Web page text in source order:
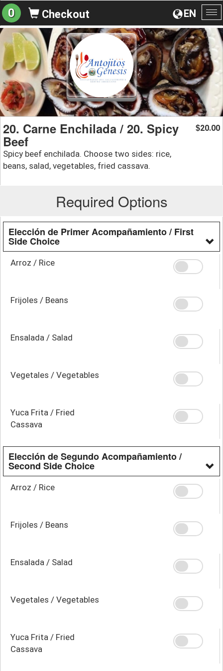
EN
0 Checkout
20. Carne Enchilada / 20. Spicy
Beef
Spicy beef enchilada. Choose two sides: rice,
beans, salad, vegetables, fried cassava.
$20.00
Required Options
Elección de Primer Acompañamiento / First
Side Choice
Arroz / Rice
Frijoles / Beans
Ensalada / Salad
Vegetales / Vegetables
Yuca Frita / Fried
Cassava
Elección de Segundo Acompañamiento /
Second Side Choice
Arroz / Rice
Frijoles / Beans
Ensalada / Salad
Vegetales / Vegetables
Yuca Frita / Fried
Cassava